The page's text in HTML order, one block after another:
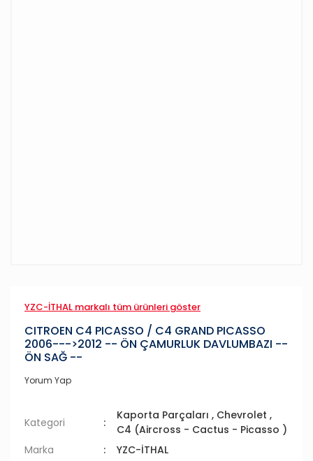
YZC-İTHAL markalı tüm ürünleri göster
CITROEN C4 PICASSO / C4 GRAND PICASSO
2006--->2012 -- ÖN ÇAMURLUK DAVLUMBAZI --
ÖN SAĞ --
Yorum Yap
Kategori
Kaporta Parçaları , Chevrolet ,
C4 (Aircross - Cactus - Picasso )
Marka
YZC-İTHAL